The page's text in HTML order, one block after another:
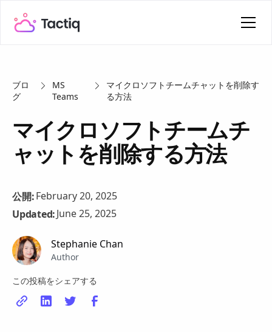
ブロ
グ
MS
Teams
マイクロソフトチームチャットを削除す
る方法
マイクロソフトチームチ
ャットを削除する方法
公開:February 20, 2025
Updated:June 25, 2025
Stephanie Chan
Author
この投稿をシェアする